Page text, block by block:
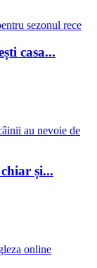
casa...
și...